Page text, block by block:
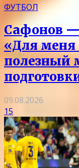
ФУТБОЛ
Сафонов
«Для меня
полезный
09.08.2026
15